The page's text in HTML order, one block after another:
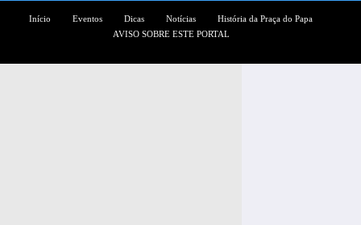
Início Eventos Dicas Notícias
História da Praça do Papa
AVISO SOBRE ESTE PORTAL